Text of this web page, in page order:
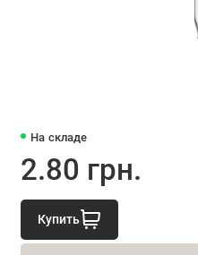
На складе
2.80 грн.
Купить